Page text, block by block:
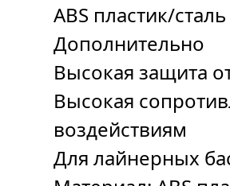
ABS пластик/
Дополнительно
Высокая защита
Высокая
воздействиям
Для лайнерных